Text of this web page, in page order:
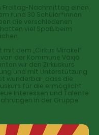
Freitag-Nachmittag einen
rund 30 Schüler*innen
die verschiedenen
viel Spaß beim
dem „Cirkus Mirakel“
der Kommune Växjö
wir den Zirkuskurs
und mit Unterstützung
wunderbar, dass die
für die ermöglicht
Interessen und Talente
in der Gruppe